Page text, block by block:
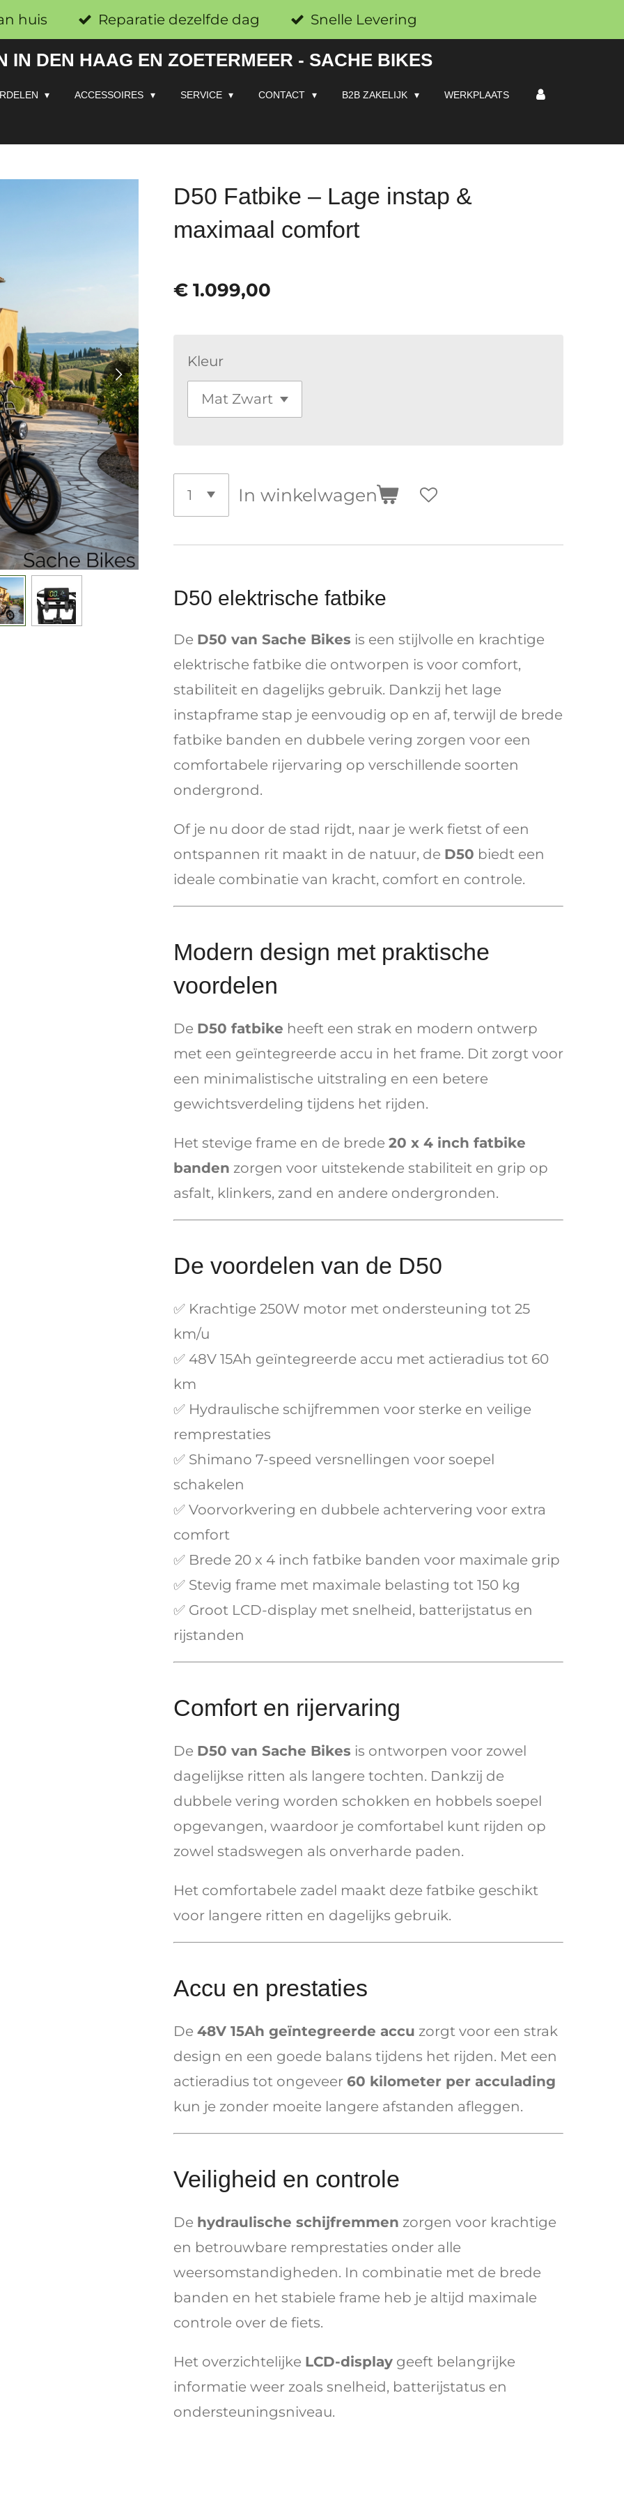
huis Reparatie dezelfde dag Snelle Levering
IN DEN HAAG EN ZOETERMEER - SACHE BIKES
ACCESSOIRES SERVICE CONTACT B2B ZAKELIJK WERKPLAATS
D50 Fatbike – Lage instap &
maximaal comfort
€ 1.099,00
Kleur
In winkelwagen
D50 elektrische fatbike
De D50 van Sache Bikes is een stijlvolle en krachtige
elektrische fatbike die ontworpen is voor comfort,
stabiliteit en dagelijks gebruik. Dankzij het lage
instapframe stap je eenvoudig op en af, terwijl de brede
fatbike banden en dubbele vering zorgen voor een
comfortabele rijervaring op verschillende soorten
ondergrond.
Of je nu door de stad rijdt, naar je werk fietst of een
ontspannen rit maakt in de natuur, de D50 biedt een
ideale combinatie van kracht, comfort en controle.
Modern design met praktische
voordelen
De D50 fatbike heeft een strak en modern ontwerp
met een geïntegreerde accu in het frame. Dit zorgt voor
een minimalistische uitstraling en een betere
gewichtsverdeling tijdens het rijden.
Het stevige frame en de brede 20 x 4 inch fatbike
banden zorgen voor uitstekende stabiliteit en grip op
asfalt, klinkers, zand en andere ondergronden.
De voordelen van de D50
✅ Krachtige 250W motor met ondersteuning tot 25
km/u
✅ 48V 15Ah geïntegreerde accu met actieradius tot 60
km
✅ Hydraulische schijfremmen voor sterke en veilige
remprestaties
✅ Shimano 7-speed versnellingen voor soepel
schakelen
✅ Voorvorkvering en dubbele achtervering voor extra
comfort
✅ Brede 20 x 4 inch fatbike banden voor maximale grip
✅ Stevig frame met maximale belasting tot 150 kg
✅ Groot LCD-display met snelheid, batterijstatus en
rijstanden
Comfort en rijervaring
De D50 van Sache Bikes is ontworpen voor zowel
dagelijkse ritten als langere tochten. Dankzij de
dubbele vering worden schokken en hobbels soepel
opgevangen, waardoor je comfortabel kunt rijden op
zowel stadswegen als onverharde paden.
Het comfortabele zadel maakt deze fatbike geschikt
voor langere ritten en dagelijks gebruik.
Accu en prestaties
De 48V 15Ah geïntegreerde accu zorgt voor een strak
design en een goede balans tijdens het rijden. Met een
actieradius tot ongeveer 60 kilometer per acculading
kun je zonder moeite langere afstanden afleggen.
Veiligheid en controle
De hydraulische schijfremmen zorgen voor krachtige
en betrouwbare remprestaties onder alle
weersomstandigheden. In combinatie met de brede
banden en het stabiele frame heb je altijd maximale
controle over de fiets.
Het overzichtelijke LCD-display geeft belangrijke
informatie weer zoals snelheid, batterijstatus en
ondersteuningsniveau.